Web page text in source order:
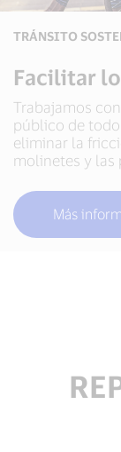
TRÁNSITO
Facilitar
Trabajamos
público de
eliminar la
molinetes y las
Más